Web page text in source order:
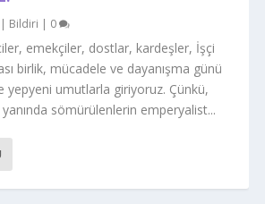
| Bildiri | 0
emekçiler, dostlar, kardeşler, İşçi
birlik, mücadele ve dayanışma günü
yepyeni umutlarla giriyoruz. Çünkü,
sömürülenlerin emperyalist...